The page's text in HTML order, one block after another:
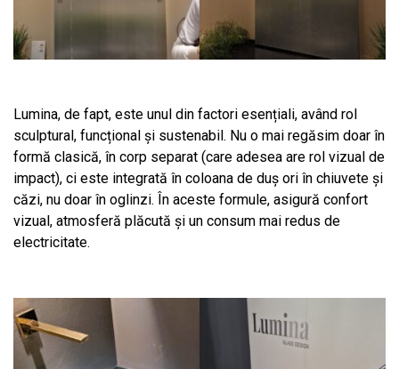
Lumina, de fapt, este unul din factori esențiali, având rol
sculptural, funcțional și sustenabil. Nu o mai regăsim doar în
formă clasică, în corp separat (care adesea are rol vizual de
impact), ci este integrată în coloana de duș ori în chiuvete și
căzi, nu doar în oglinzi. În aceste formule, asigură confort
vizual, atmosferă plăcută și un consum mai redus de
electricitate.